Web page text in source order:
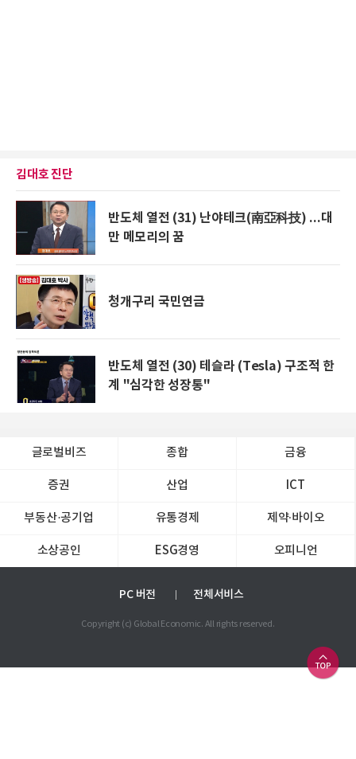
김대호 진단
반도체 열전 (31) 난야테크(南亞科技) ...대
만 메모리의 꿈
청개구리 국민연금
반도체 열전 (30) 테슬라 (Tesla) 구조적 한
계 "심각한 성장통"
글로벌비즈 종합 금융
증권 산업 ICT
부동산·공기업 유통경제 제약∙바이오
소상공인 ESG경영 오피니언
PC 버전 전체서비스
Copyright (c) Global Economic. All rights reserved.